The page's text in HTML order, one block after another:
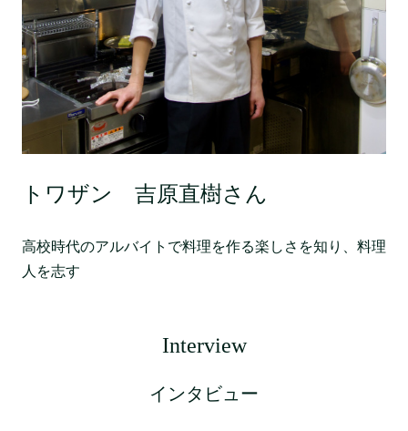
トワザン 吉原直樹さん
高校時代のアルバイトで料理を作る楽しさを知り、料理
人を志す
Interview
インタビュー